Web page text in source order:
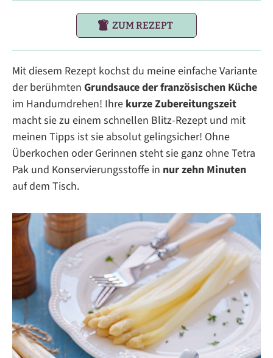
ZUM REZEPT
Mit diesem Rezept kochst du meine einfache Variante
der berühmten Grundsauce der französischen Küche
im Handumdrehen! Ihre kurze Zubereitungszeit
macht sie zu einem schnellen Blitz-Rezept und mit
meinen Tipps ist sie absolut gelingsicher! Ohne
Überkochen oder Gerinnen steht sie ganz ohne Tetra
Pak und Konservierungsstoffe in nur zehn Minuten
auf dem Tisch.